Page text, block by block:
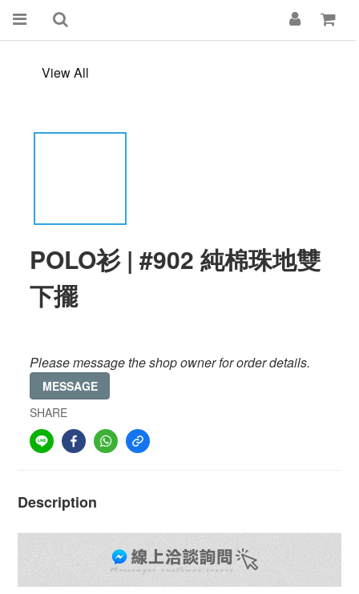
View All
POLO衫 | #902 純棉珠地雙
下擺
Please message the shop owner for order details.
MESSAGE
SHARE
Description